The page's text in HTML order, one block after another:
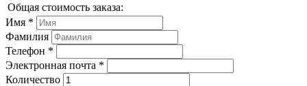
Общая стоимость заказа:
Имя *
Фамилия
Телефон *
Электронная почта *
Количество